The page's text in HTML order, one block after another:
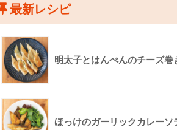
最新レシピ
明太子とはんぺんのチーズ巻
ほっけのガーリックカレーソ